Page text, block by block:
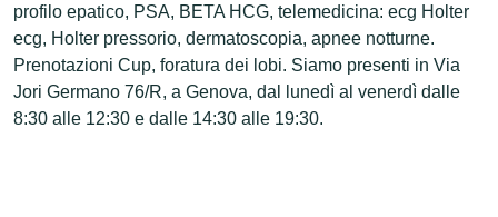
profilo epatico, PSA, BETA HCG, telemedicina: ecg Holter
ecg, Holter pressorio, dermatoscopia, apnee notturne.
Prenotazioni Cup, foratura dei lobi. Siamo presenti in Via
Jori Germano 76/R, a Genova, dal lunedì al venerdì dalle
8:30 alle 12:30 e dalle 14:30 alle 19:30.